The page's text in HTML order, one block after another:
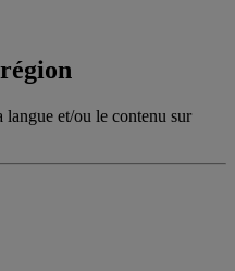
et/ou le contenu sur